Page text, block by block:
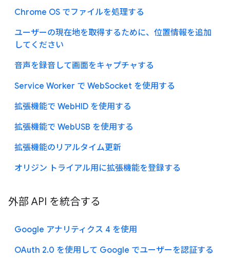
Chrome OS でファイルを処理する
ユーザーの現在地を取得するために、位置情報を追加
してください
音声を録音して画面をキャプチャする
Service Worker で WebSocket を使用する
拡張機能で WebHID を使用する
拡張機能で WebUSB を使用する
拡張機能のリアルタイム更新
オリジン トライアル用に拡張機能を登録する
外部 API を統合する
Google アナリティクス 4 を使用
OAuth 2.0 を使用して Google でユーザーを認証する